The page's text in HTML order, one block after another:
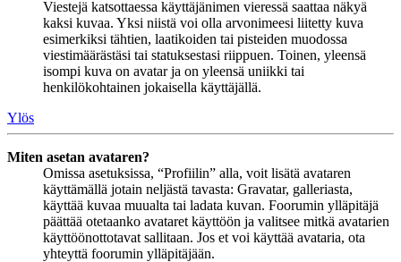
Viestejä katsottaessa käyttäjänimen vieressä saattaa näkyä
kaksi kuvaa. Yksi niistä voi olla arvonimeesi liitetty kuva
esimerkiksi tähtien, laatikoiden tai pisteiden muodossa
viestimäärästäsi tai statuksestasi riippuen. Toinen, yleensä
isompi kuva on avatar ja on yleensä uniikki tai
henkilökohtainen jokaisella käyttäjällä.
Ylös
Miten asetan avataren?
Omissa asetuksissa, “Profiilin” alla, voit lisätä avataren
käyttämällä jotain neljästä tavasta: Gravatar, galleriasta,
käyttää kuvaa muualta tai ladata kuvan. Foorumin ylläpitäjä
päättää otetaanko avataret käyttöön ja valitsee mitkä avatarien
käyttöönottotavat sallitaan. Jos et voi käyttää avataria, ota
yhteyttä foorumin ylläpitäjään.